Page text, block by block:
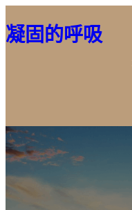
至
容
凝固的呼吸